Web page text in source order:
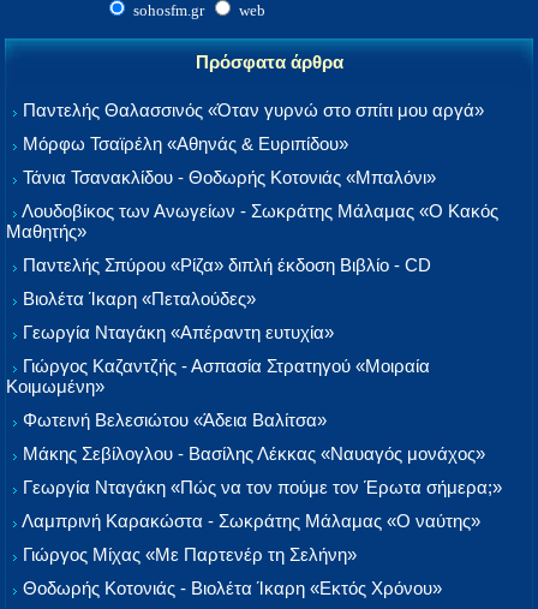
sohosfm.gr web
Πρόσφατα άρθρα
Παντελής Θαλασσινός «Όταν γυρνώ στο σπίτι μου αργά»
Μόρφω Τσαϊρέλη «Αθηνάς & Ευριπίδου»
Τάνια Τσανακλίδου - Θοδωρής Κοτονιάς «Μπαλόνι»
Λουδοβίκος των Ανωγείων - Σωκράτης Μάλαμας «Ο Κακός
Μαθητής»
Παντελής Σπύρου «Ρίζα» διπλή έκδοση Βιβλίο - CD
Βιολέτα Ίκαρη «Πεταλούδες»
Γεωργία Νταγάκη «Aπέραντη ευτυχία»
Γιώργος Καζαντζής - Ασπασία Στρατηγού «Μοιραία
Κοιμωμένη»
Φωτεινή Βελεσιώτου «Άδεια Βαλίτσα»
Μάκης Σεβίλογλου - Βασίλης Λέκκας «Ναυαγός μονάχος»
Γεωργία Νταγάκη «Πώς να τον πούμε τον Έρωτα σήμερα;»
Λαμπρινή Καρακώστα - Σωκράτης Μάλαμας «Ο ναύτης»
Γιώργος Μίχας «Με Παρτενέρ τη Σελήνη»
Θοδωρής Κοτονιάς - Βιολέτα Ίκαρη «Εκτός Χρόνου»